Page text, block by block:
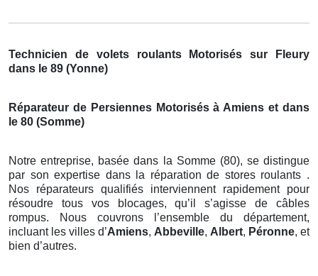
Technicien de volets roulants Motorisés sur Fleury
dans le 89 (Yonne)
Réparateur de Persiennes Motorisés à Amiens et dans
le 80 (Somme)
Notre entreprise, basée dans la Somme (80), se distingue
par son expertise dans la réparation de stores roulants .
Nos réparateurs qualifiés interviennent rapidement pour
résoudre tous vos blocages, qu’il s’agisse de câbles
rompus. Nous couvrons l’ensemble du département,
incluant les villes d’Amiens, Abbeville, Albert, Péronne, et
bien d’autres.